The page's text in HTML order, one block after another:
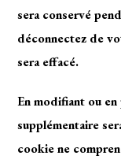
sera conservé
déconnectez de
sera effacé.
En modifiant ou
supplémentaire
cookie ne